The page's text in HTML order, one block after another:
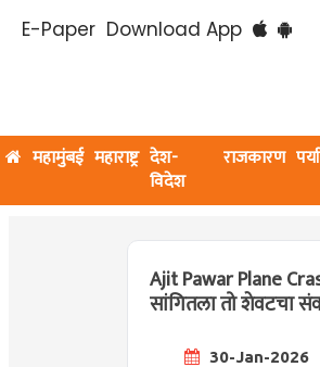
E-Paper Download App
महामुंबई महाराष्ट्र देश-
विदेश
राजकारण
Ajit Pawar Plane
सांगितला तो शेवटचा
30-Jan-2026